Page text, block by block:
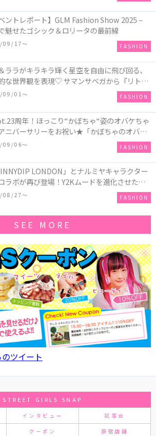
ベントレポート】GLM Fashion Show 2025 –
魅せたゴシック＆ロリータの最前線
09/17〜 FASHION
ララがキラキラ輝く星空を自由に飛び回る、
な世界観を表現♡ サマンサベガから『リトル
スターズ』50周年アニバーサリーイヤー』を
09/01〜 FASHION
周年！ほっこり“かぼちゃ“姿のオバケちゃ
ニバーサリーをお祝い★「かぼちゃのオバケ
クセサリー」が新発売！Q-pot CAFE.では
ぼちゃのオバケーキプレート」も登場
09/06〜 FASHION
LONDON」とナルミヤキャラクター
ラボが再び登場！Y2Kムードを進化させた新
クションを発売♪
08/27〜 FASHION
SEE MORE
ツイート
STREET GIRLS SNAP
インタビュー 試写会
クーポン 原宿店舗